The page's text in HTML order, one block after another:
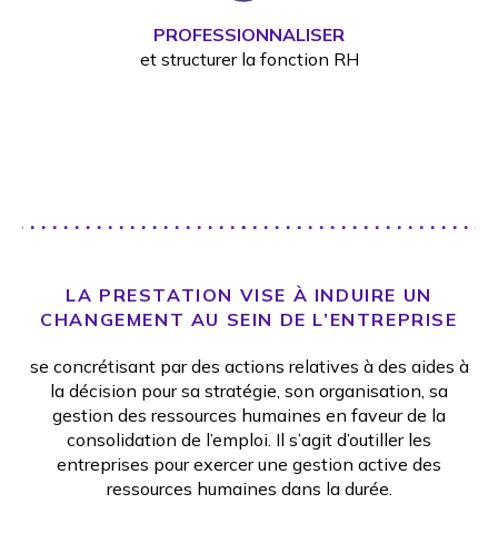
PROFESSIONNALISER
et structurer la fonction RH
LA PRESTATION VISE À INDUIRE UN
CHANGEMENT AU SEIN DE L’ENTREPRISE
se concrétisant par des actions relatives à des aides à
la décision pour sa stratégie, son organisation, sa
gestion des ressources humaines en faveur de la
consolidation de l’emploi. Il s’agit d’outiller les
entreprises pour exercer une gestion active des
ressources humaines dans la durée.